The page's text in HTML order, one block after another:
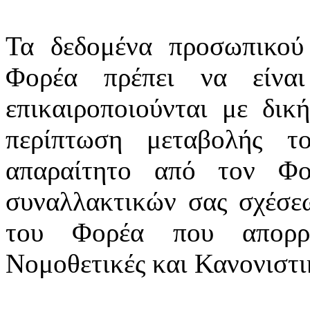
Τα δεδομένα
Φορέα πρέπει να
επικαιροποιούνται με
περίπτωση μεταβολής
απαραίτητο από τον
συναλλακτικών σας
του Φορέα που
Νομοθετικές και